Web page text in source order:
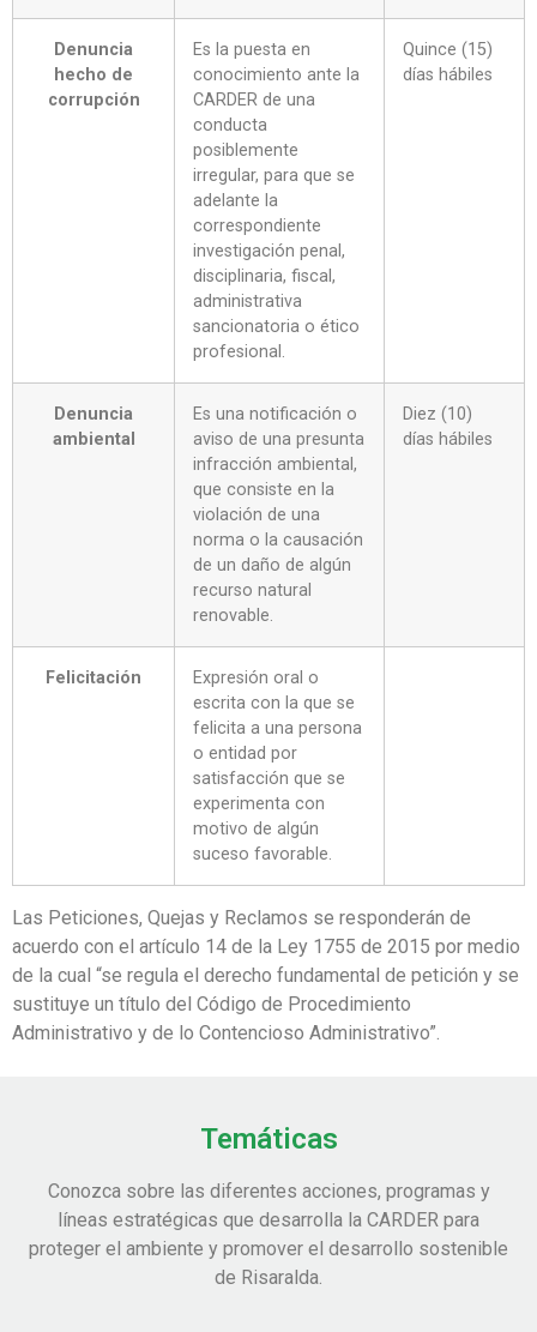
Denuncia
hecho de
corrupción
Es la puesta en
conocimiento ante la
CARDER de una
conducta
posiblemente
irregular, para que se
adelante la
correspondiente
investigación penal,
disciplinaria, fiscal,
administrativa
sancionatoria o ético
profesional.
Quince (15)
días hábiles
Denuncia
ambiental
Es una notificación o
aviso de una presunta
infracción ambiental,
que consiste en la
violación de una
norma o la causación
de un daño de algún
recurso natural
renovable.
Diez (10)
días hábiles
Felicitación
Expresión oral o
escrita con la que se
felicita a una persona
o entidad por
satisfacción que se
experimenta con
motivo de algún
suceso favorable.
Las Peticiones, Quejas y Reclamos se responderán de
acuerdo con el artículo 14 de la Ley 1755 de 2015 por medio
de la cual “se regula el derecho fundamental de petición y se
sustituye un título del Código de Procedimiento
Administrativo y de lo Contencioso Administrativo”.
Temáticas
Conozca sobre las diferentes acciones, programas y
líneas estratégicas que desarrolla la CARDER para
proteger el ambiente y promover el desarrollo sostenible
de Risaralda.